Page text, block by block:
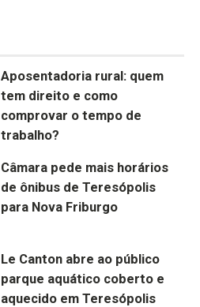
Aposentadoria rural: quem
tem direito e como
comprovar o tempo de
trabalho?
Câmara pede mais horários
de ônibus de Teresópolis
para Nova Friburgo
Le Canton abre ao público
parque aquático coberto e
aquecido em Teresópolis